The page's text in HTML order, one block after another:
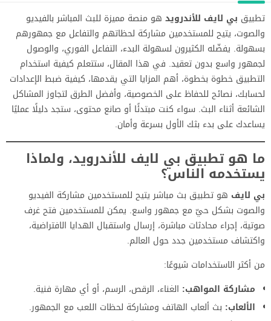
تطبيق بي لايف للأندرويد هو منصة مميزة للبث المباشر بالفيديو
والصوت، يتيح للمستخدمين مشاركة لحظاتهم والتفاعل مع جمهورهم
بسهولة. يفضّله الكثيرون لسهولة البدء، التفاعل الفوري، والوصول
لجمهور واسع بدون تعقيد. في هذا المقال، ستتعلم كيفية استخدام
التطبيق خطوة بخطوة، أهم المزايا التي يقدمها، كيفية ضبط الإعدادات
لحسابك، نصائح للحفاظ على الخصوصية، وأفضل الطرق لتجاوز المشاكل
الشائعة أثناء البث. سواء كنت مبتدئًا أو صانع محتوى، ستجد دليلًا عمليًا
يساعدك على بدء بثك الأول بسرعة وأمان.
ما هو تطبيق بي لايف للأندرويد، ولماذا
يستخدمه الناس؟
بي لايف هو تطبيق بث مباشر يتيح للمستخدمين مشاركة الفيديو
والصوت بشكل حيّ مع جمهور واسع. يمكن للمستخدمين فتح غرف
صوتية، إجراء محادثات مباشرة، إرسال واستقبال الهدايا الافتراضية،
واكتشاف مستخدمين جدد حول العالم.
من أكثر الاستخدامات شيوعًا:
مشاركة المواهب: الغناء، الرقص، الرسم، أو أي مهارة فنية.
الألعاب: بث ألعاب الهاتف ومشاركة لحظات اللعب مع الجمهور.